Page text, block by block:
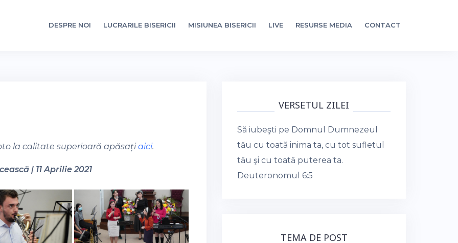
DESPRE NOI LUCRARILE BISERICII MISIUNEA BISERICII LIVE RESURSE MEDIA CONTACT
la calitate superioară apăsațiaici.
| 11 Aprilie 2021
VERSETUL ZILEI
Să iubeşti pe Domnul Dumnezeul
tău cu toată inima ta, cu tot sufletul
tău şi cu toată puterea ta.
Deuteronomul 6:5
TEMA DE POST